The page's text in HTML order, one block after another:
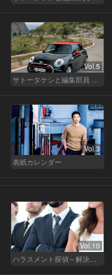
Vol.5
サトータケシと編集部員 船山の"CAR GENTSへの道"
Vol.3
表紙カレンダー
Vol.10
ハラスメント探偵～解決編～